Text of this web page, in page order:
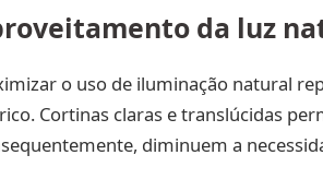
da luz
o uso de iluminação natural
Cortinas claras e translúcidas
diminuem a